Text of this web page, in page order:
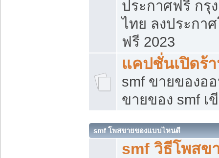
ประกาศฟรี กรุ
ไทย ลงประกา
ฟรี 2023
แคปชั่นเปิดร้
smf ขายของอ
ขายของ smf เ
smf โพสขายของแบบไหนดี
smf วิธีโพสข